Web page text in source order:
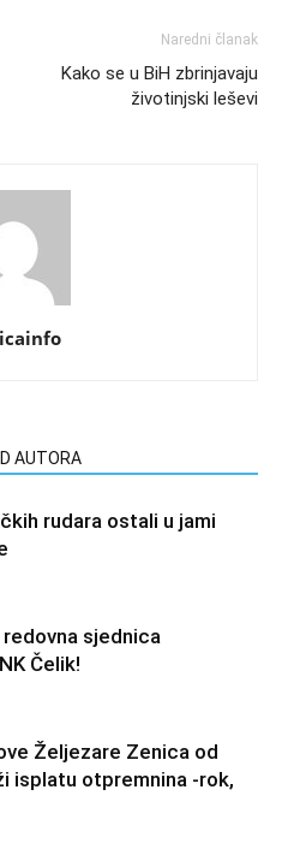
Naredni članak
Kako se u BiH zbrinjavaju
životinjski leševi
AUTORA
rudara ostali u jami
redovna sjednica
Čelik!
Željezare Zenica od
isplatu otpremnina -rok,